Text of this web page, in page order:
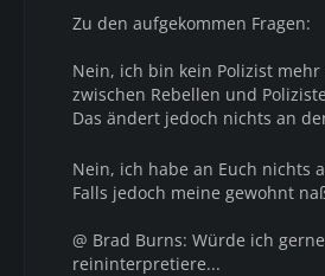
Zu den aufgekommen Fragen:
Nein, ich bin kein Polizist
zwischen Rebellen und
Das ändert jedoch nichts an
Nein, ich habe an Euch nichts
Falls jedoch meine gewohnt
@ Brad Burns: Würde ich
reininterpretiere...